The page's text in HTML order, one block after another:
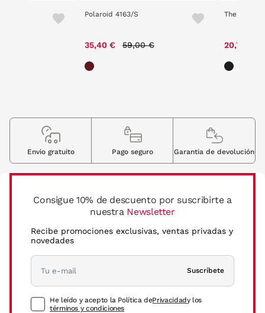
Polaroid 4163/S
35,40 € 59,00 €
The Circus
20,70 €
Consigue 10% de descuento por suscribirte a
nuestra Newsletter
Recibe promociones exclusivas, ventas privadas y
novedades
Suscríbete
He leído y acepto la Política dePrivacidady los
términos y condiciones
Envio gratuito Pago seguro Garantia de devolución